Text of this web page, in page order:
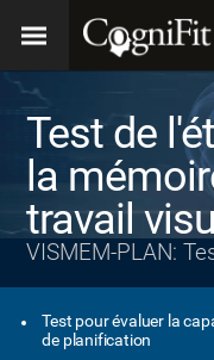
Test de
la
travail
VISMEM-PLAN:
Test pour évaluer la
de planification